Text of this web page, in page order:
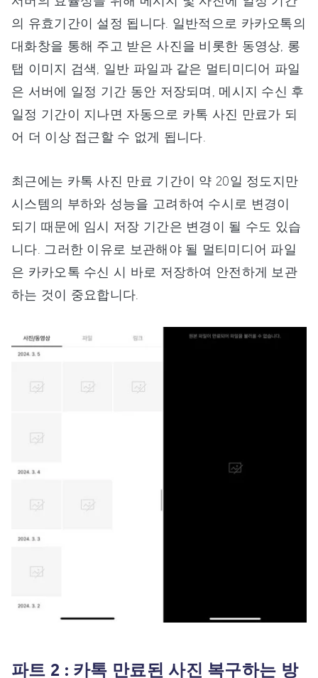
의 유효기간이 설정 됩니다. 일반적으로 카카오톡의
대화창을 통해 주고 받은 사진을 비롯한 동영상, 롱
탭 이미지 검색, 일반 파일과 같은 멀티미디어 파일
은 서버에 일정 기간 동안 저장되며, 메시지 수신 후
일정 기간이 지나면 자동으로 카톡 사진 만료가 되
어 더 이상 접근할 수 없게 됩니다.
최근에는 카톡 사진 만료 기간이 약 20일 정도지만
시스템의 부하와 성능을 고려하여 수시로 변경이
되기 때문에 임시 저장 기간은 변경이 될 수도 있습
니다. 그러한 이유로 보관해야 될 멀티미디어 파일
은 카카오톡 수신 시 바로 저장하여 안전하게 보관
하는 것이 중요합니다.
파트 2 : 카톡 만료된 사진 복구하는 방